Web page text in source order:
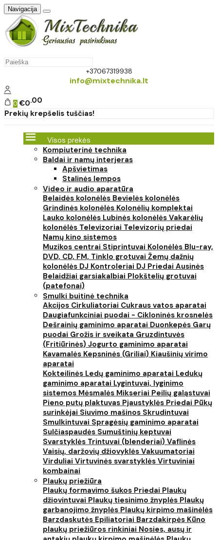
Navigacija
+37067319938
info@mixtechnika.lt
0 €0 00
Prekių krepšelis tuščias!
Visos prekės
Kompiuterinė technika
Baldai ir namų interjeras
Apšvietimas
Stalinės lempos
Video ir audio aparatūra
Belaidės kolonėlės Bevielės kolonėlės
Grindinės kolonėlės Kolonėlių komplektai
Lauko kolonėlės Lubinės kolonėlės Vakarėlių
kolonėlės Televizoriai Televizorių priedai
Namų kino sistemos
Muzikos centrai Stiprintuvai Kolonėlės Blu-ray,
DVD, CD, FM, Tinklo grotuvai Žemų dažnių
kolonėlės DJ Kontroleriai DJ Priedai Ausinės
Belaidžiai garsiakalbiai Plokštelių grotuvai
(patefonai)
Smulki buitinė technika
Akcijos Cirkuliatoriai Cukraus vatos aparatai
Daugiafunkciniai puodai - Cikloninės krosnelės
Dešrainių gaminimo aparatai Duonkepės Garų
puodai Grožis ir sveikata Gruzdintuvės
(Fritiūrinės) Jogurto gaminimo aparatai
Kavamalės Kepsninės (Griliai) Kiaušinių virimo
aparatai
Kokteilinės Ledų gaminimo aparatai Ledukų
gaminimo aparatai Lygintuvai, lyginimo
sistemos Mėsmalės Mikseriai Peilių galąstuvai
Pieno putų plaktuvas Pjaustyklės Priedai Pūkų
surinkėjai Siuvimo mašinos Skrudintuvai
Smulkintuvai Spragėsių gaminimo aparatai
Sulčiaspaudės Sumuštinių keptuvai
Svarstyklės Trintuvai (blenderiai) Vaflinės
Vaisių, daržovių džiovyklės Vakuumatoriai
Virduliai Virtuvinės svarstyklės Virtuviniai
kombainai
Plaukų priežiūra
Plaukų formavimo šukos Priedai Plaukų
džiovintuvai Plaukų tiesinimo žnyplės Plaukų
garbanojimo žnyplės Plaukų kirpimo mašinėlės
Barzdaskutės Epiliatoriai Barzdakirpės Kūno
plaukų priežiūros rinkiniai Nosies, ausų ir